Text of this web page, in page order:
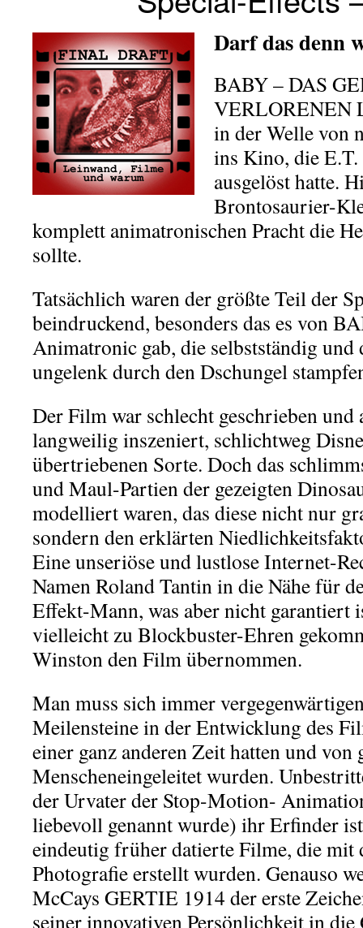
Darf das denn
BABY – DAS
VERLORENEN
in der Welle von
ins Kino, die
ausgelöst hatte.
Brontosaurier-
komplett animatronischen Pracht die
sollte.
Tatsächlich waren der größte Teil der
beindruckend, besonders das es von
Animatronic gab, die selbstständig und
ungelenk durch den Dschungel
Der Film war schlecht geschrieben und
langweilig inszeniert, schlichtweg
übertriebenen Sorte. Doch das
und Maul-Partien der gezeigten
modelliert waren, das diese nicht nur
sondern den erklärten
Eine unseriöse und lustlose Internet-
Namen Roland Tantin in die Nähe für
Effekt-Mann, was aber nicht garantiert
vielleicht zu Blockbuster-Ehren
Winston den Film übernommen.
Man muss sich immer
Meilensteine in der Entwicklung des
einer ganz anderen Zeit hatten und von
Menscheneingeleitet wurden.
der Urvater der Stop-Motion-
liebevoll genannt wurde) ihr Erfinder
eindeutig früher datierte Filme, die
Photografie erstellt wurden. Genauso
McCays GERTIE 1914 der erste
seiner innovativen Persönlichkeit in die